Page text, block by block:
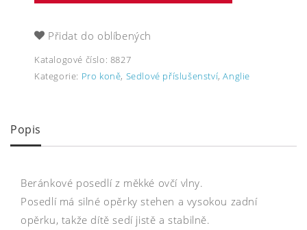
Přidat do oblíbených
Katalogové číslo: 8827
Kategorie: Pro koně, Sedlové příslušenství,Anglie
Popis
Beránkové posedlí z měkké ovčí vlny.
Posedlí má silné opěrky stehen a vysokou zadní
opěrku, takže dítě sedí jistě a stabilně.